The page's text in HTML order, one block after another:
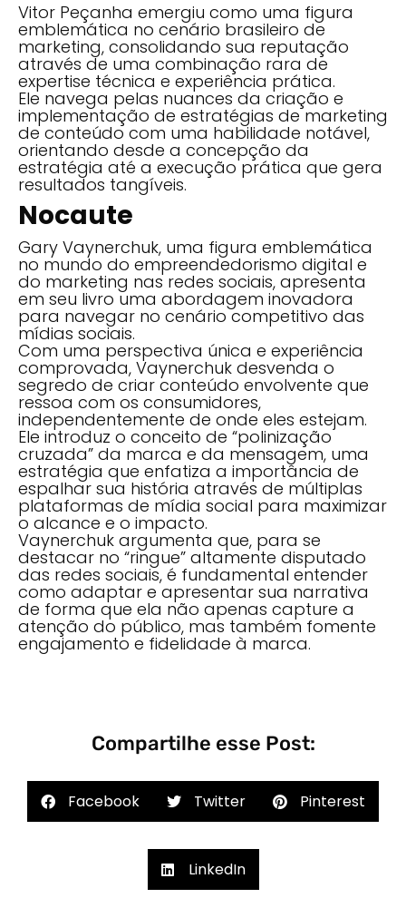
Vitor Peçanha emergiu como uma figura
emblemática no cenário brasileiro de
marketing, consolidando sua reputação
através de uma combinação rara de
expertise técnica e experiência prática.
Ele navega pelas nuances da criação e
implementação de estratégias de marketing
de conteúdo com uma habilidade notável,
orientando desde a concepção da
estratégia até a execução prática que gera
resultados tangíveis.
Nocaute
Gary Vaynerchuk, uma figura emblemática
no mundo do empreendedorismo digital e
do marketing nas redes sociais, apresenta
em seu livro uma abordagem inovadora
para navegar no cenário competitivo das
mídias sociais.
Com uma perspectiva única e experiência
comprovada, Vaynerchuk desvenda o
segredo de criar conteúdo envolvente que
ressoa com os consumidores,
independentemente de onde eles estejam.
Ele introduz o conceito de “polinização
cruzada” da marca e da mensagem, uma
estratégia que enfatiza a importância de
espalhar sua história através de múltiplas
plataformas de mídia social para maximizar
o alcance e o impacto.
Vaynerchuk argumenta que, para se
destacar no “ringue” altamente disputado
das redes sociais, é fundamental entender
como adaptar e apresentar sua narrativa
de forma que ela não apenas capture a
atenção do público, mas também fomente
engajamento e fidelidade à marca.
Compartilhe esse Post:
Facebook Twitter Pinterest
LinkedIn